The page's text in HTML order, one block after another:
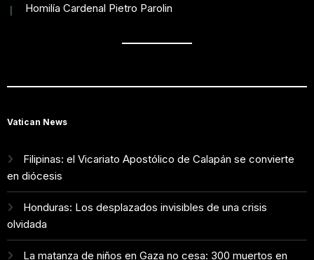
Homilía Cardenal Pietro Parolin
Vatican News
Filipinas: el Vicariato Apostólico de Calapán se convierte
en diócesis
Honduras: Los desplazados invisibles de una crisis
olvidada
La matanza de niños en Gaza no cesa: 300 muertos en